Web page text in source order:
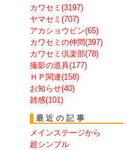
カワセミ(3197)
ヤマセミ(707)
アカショウビン(65)
カワセミの仲間(397)
カワセミ倶楽部(78)
撮影の道具(177)
ＨＰ関連(158)
お知らせ(40)
雑感(101)
最近の記事
メインステージから
超シンプル